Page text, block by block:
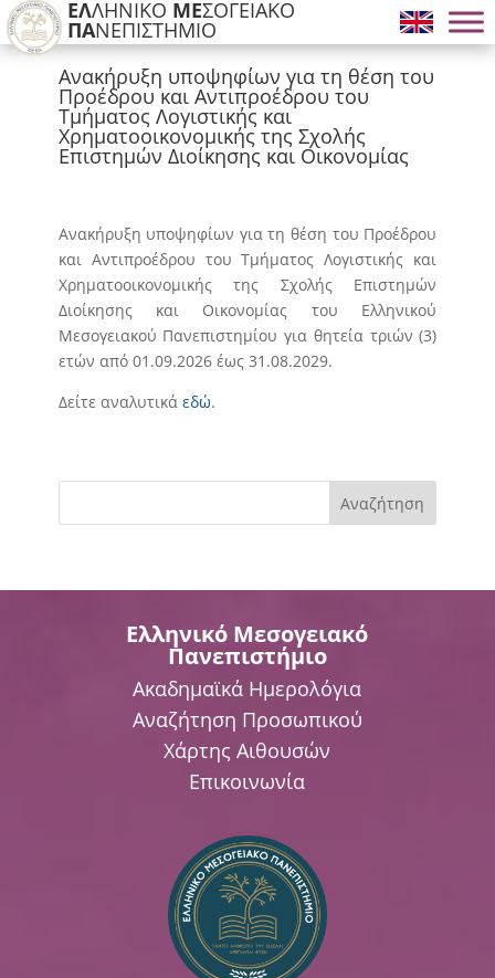
ΕΛΛΗΝΙΚΟ ΜΕΣΟΓΕΙΑΚΟ
ΠΑΝΕΠΙΣΤΗΜΙΟ
Ανακήρυξη υποψηφίων για τη θέση του
Προέδρου και Αντιπροέδρου του
Τμήματος Λογιστικής και
Χρηματοοικονομικής της Σχολής
Επιστημών Διοίκησης και Οικονομίας
Ανακήρυξη υποψηφίων για τη θέση του Προέδρου
και Αντιπροέδρου του Τμήματος Λογιστικής και
Χρηματοοικονομικής της Σχολής Επιστημών
Διοίκησης και Οικονομίας του Ελληνικού
Μεσογειακού Πανεπιστημίου για θητεία τριών (3)
ετών από 01.09.2026 έως 31.08.2029.
Δείτε αναλυτικά εδώ.
Αναζήτηση
Ελληνικό Μεσογειακό
Πανεπιστήμιο
Ακαδημαϊκά Ημερολόγια
Αναζήτηση Προσωπικού
Χάρτης Αιθουσών
Επικοινωνία